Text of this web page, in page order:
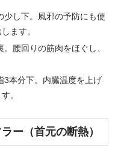
少し下。風邪の予防にも使
ます。
。腰回りの筋肉をほぐし、
3本分下。内臓温度を上げ
。
ー（首元の断熱）